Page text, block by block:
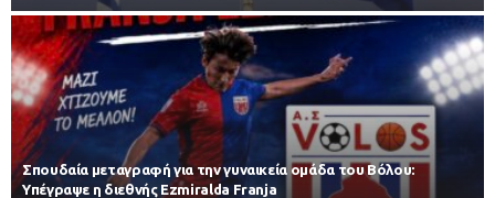
Σπουδαία μεταγραφή για την γυναικεία ομάδα του Βόλου:
Υπέγραψε η διεθνής Ezmiralda Franja